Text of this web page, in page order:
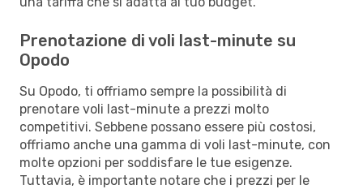
Prenotazione di voli last-minute su
Opodo
Su Opodo, ti offriamo sempre la possibilità di
prenotare voli last-minute a prezzi molto
competitivi. Sebbene possano essere più costosi,
offriamo anche una gamma di voli last-minute, con
molte opzioni per soddisfare le tue esigenze.
Tuttavia, è importante notare che i prezzi per le